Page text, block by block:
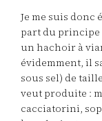
Je me suis
part du principe
un hachoir à
évidemment, il
sous sel) de
veut produite :
cacciatorini,